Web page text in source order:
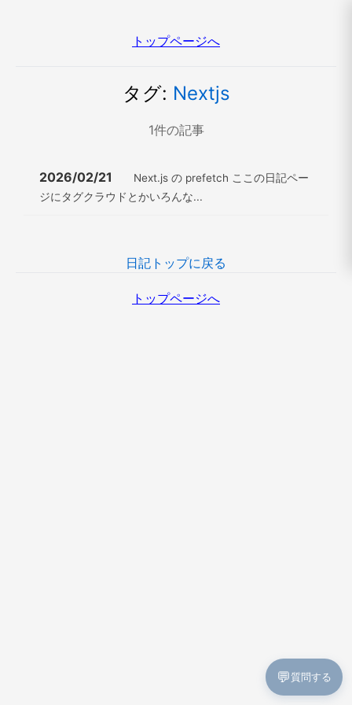
トップページへ
タグ: Nextjs
1件の記事
2026/02/21
Next.js の prefetch ここの日記ペー
ジにタグクラウドとかいろんな...
日記トップに戻る
トップページへ
💬質問する